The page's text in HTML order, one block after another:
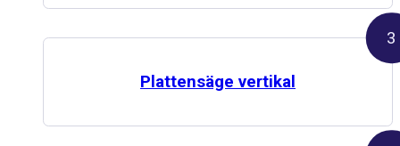
3
Plattensäge vertikal